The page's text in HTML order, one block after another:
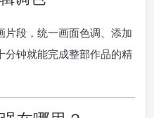
段，统一画面色调、添加
分钟就能完成整部作品的精